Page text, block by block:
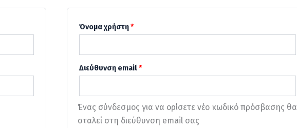
Όνομα χρήστη*
Διεύθυνση email*
Ένας σύνδεσμος για να ορίσετε νέο κωδικό πρόσβασης θα
σταλεί στη διεύθυνση email σας